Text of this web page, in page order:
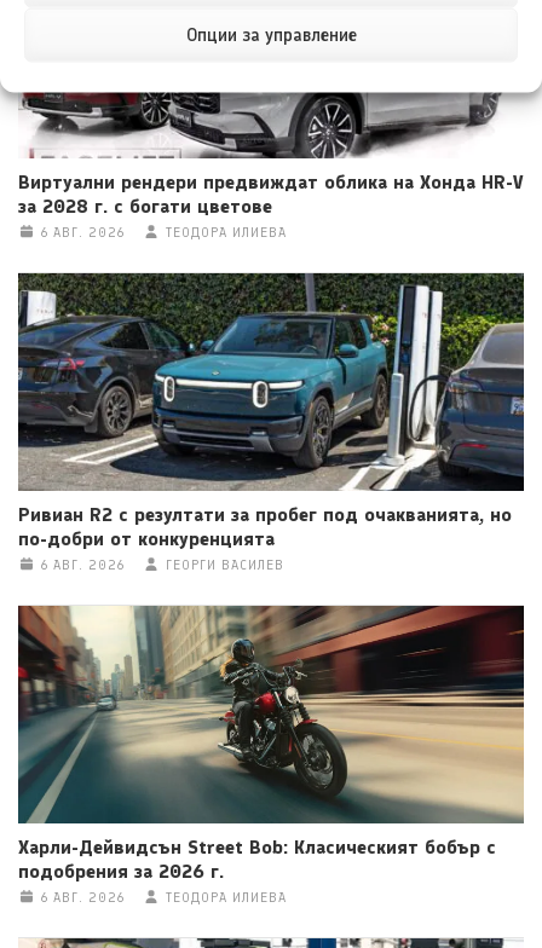
Опции за управление
Виртуални рендери предвиждат облика на Хонда HR-V
за 2028 г. с богати цветове
6 АВГ. 2026 ТЕОДОРА ИЛИЕВА
Ривиан R2 с резултати за пробег под очакванията, но
по-добри от конкуренцията
6 АВГ. 2026 ГЕОРГИ ВАСИЛЕВ
Харли-Дейвидсън Street Bob: Класическият бобър с
подобрения за 2026 г.
6 АВГ. 2026 ТЕОДОРА ИЛИЕВА